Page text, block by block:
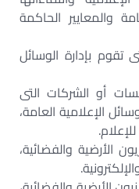
والمعايير الحاكمة
تقوم بإدارة الوسائل
أو الشركات التى
الإعلامية العامة،
الأرضية والفضائية،